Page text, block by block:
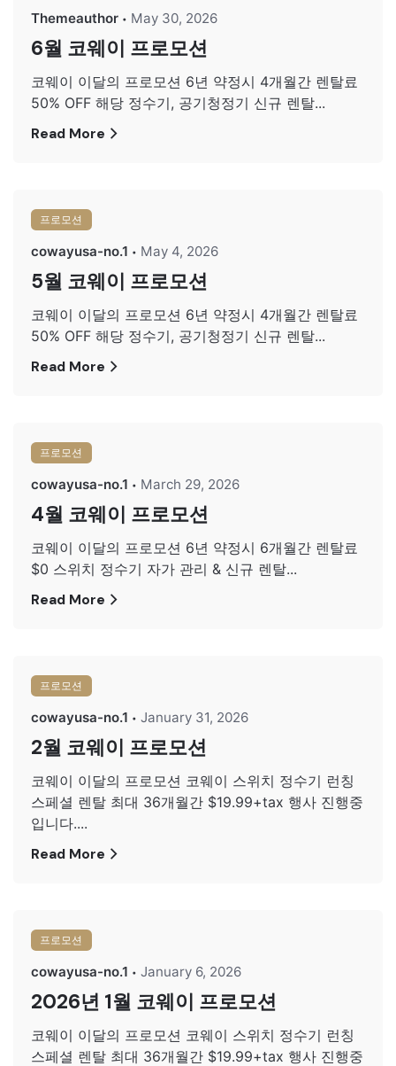
Themeauthor May 30, 2026
6월 코웨이 프로모션
코웨이 이달의 프로모션 6년 약정시 4개월간 렌탈료
50% OFF 해당 정수기, 공기청정기 신규 렌탈...
Read More
프로모션
cowayusa-no.1 May 4, 2026
5월 코웨이 프로모션
코웨이 이달의 프로모션 6년 약정시 4개월간 렌탈료
50% OFF 해당 정수기, 공기청정기 신규 렌탈...
Read More
프로모션
cowayusa-no.1 March 29, 2026
4월 코웨이 프로모션
코웨이 이달의 프로모션 6년 약정시 6개월간 렌탈료
$0 스위치 정수기 자가 관리 & 신규 렌탈...
Read More
프로모션
cowayusa-no.1 January 31, 2026
2월 코웨이 프로모션
코웨이 이달의 프로모션 코웨이 스위치 정수기 런칭
스페셜 렌탈 최대 36개월간 $19.99+tax 행사 진행중
입니다....
Read More
프로모션
cowayusa-no.1 January 6, 2026
2026년 1월 코웨이 프로모션
코웨이 이달의 프로모션 코웨이 스위치 정수기 런칭
스페셜 렌탈 최대 36개월간 $19.99+tax 행사 진행중